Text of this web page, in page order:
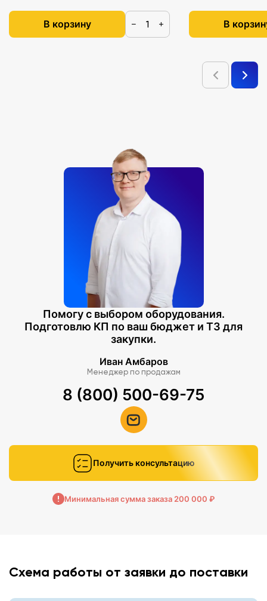
В корзину − + В
Помогу с выбором оборудования.
Подготовлю КП по ваш бюджет и ТЗ для
закупки.
Иван Амбаров
Менеджер по продажам
8 (800) 500-69-75
Получить консультацию
Минимальная сумма заказа 200 000 ₽
Схема работы от заявки до поставки